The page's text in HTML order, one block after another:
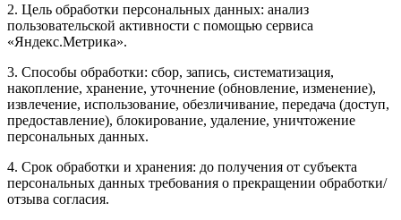
2. Цель обработки персональных данных: анализ
пользовательской активности с помощью сервиса
«Яндекс.Метрика».
3. Способы обработки: сбор, запись, систематизация,
накопление, хранение, уточнение (обновление, изменение),
извлечение, использование, обезличивание, передача (доступ,
предоставление), блокирование, удаление, уничтожение
персональных данных.
4. Срок обработки и хранения: до получения от субъекта
персональных данных требования о прекращении обработки/
отзыва согласия.